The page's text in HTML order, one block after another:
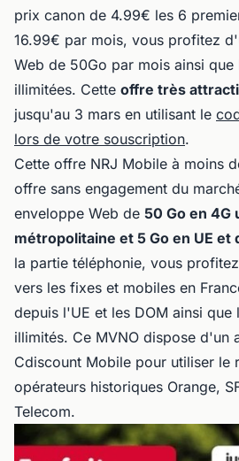
prix canon de 4.99€ les 6
16.99€ par mois, vous profitez
Web de 50Go par mois ainsi
illimitées. Cette offre très
jusqu'au 3 mars en utilisant le
lors de votre souscription.
Cette offre NRJ Mobile à moins
offre sans engagement du
enveloppe Web de 50 Go en 4G
métropolitaine et 5 Go en UE et
la partie téléphonie, vous
vers les fixes et mobiles en
depuis l'UE et les DOM ainsi que
illimités. Ce MVNO dispose d'un
Cdiscount Mobile pour utiliser le
opérateurs historiques Orange,
Telecom.